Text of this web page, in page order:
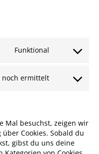
Funktional
Consent
wordpress
noch ermittelt
Consent
Mal besuchst, zeigen wir
Cookies. Sobald du
gibst du uns deine